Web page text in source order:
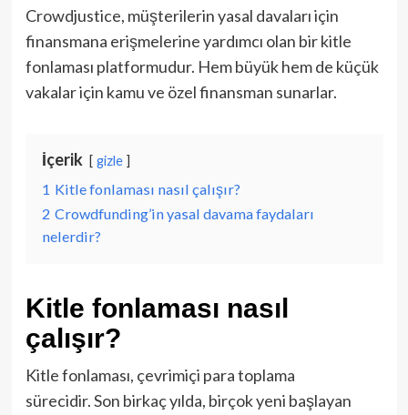
Crowdjustice, müşterilerin yasal davaları için
finansmana erişmelerine yardımcı olan bir kitle
fonlaması platformudur. Hem büyük hem de küçük
vakalar için kamu ve özel finansman sunarlar.
İçerik gizle
1 Kitle fonlaması nasıl çalışır?
2 Crowdfunding’in yasal davama faydaları
nelerdir?
Kitle fonlaması nasıl
çalışır?
Kitle fonlaması, çevrimiçi para toplama
sürecidir. Son birkaç yılda, birçok yeni başlayan